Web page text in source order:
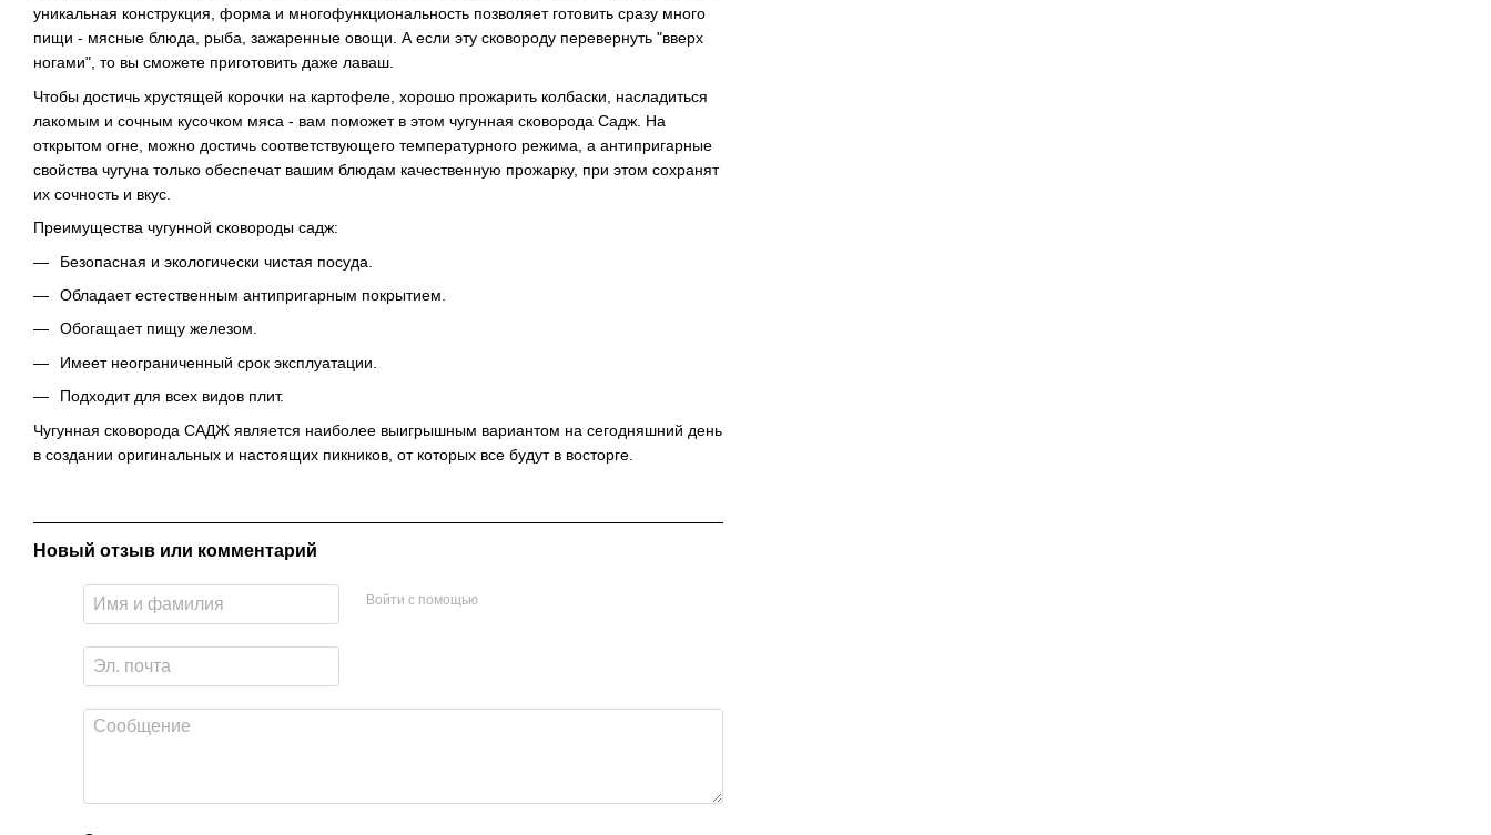
уникальная конструкция, форма и многофункциональность позволяет готовить сразу много
пищи - мясные блюда, рыба, зажаренные овощи. А если эту сковороду перевернуть "вверх
ногами", то вы сможете приготовить даже лаваш.
Чтобы достичь хрустящей корочки на картофеле, хорошо прожарить колбаски, насладиться
лакомым и сочным кусочком мяса - вам поможет в этом чугунная сковорода Cадж. На
открытом огне, можно достичь соответствующего температурного режима, а антипригарные
свойства чугуна только обеспечат вашим блюдам качественную прожарку, при этом сохранят
их сочность и вкус.
Преимущества чугунной сковороды садж:
Безопасная и экологически чистая посуда.
Обладает естественным антипригарным покрытием.
Обогащает пищу железом.
Имеет неограниченный срок эксплуатации.
Подходит для всех видов плит.
Чугунная сковорода САДЖ является наиболее выигрышным вариантом на сегодняшний день
в создании оригинальных и настоящих пикников, от которых все будут в восторге.
Новый отзыв или комментарий
Войти с помощью